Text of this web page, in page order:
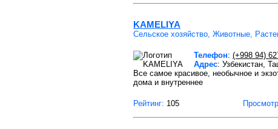
KAMELIYA
Сельское хозяйство, Животные,
Телефон: (+998 94)
Адрес: Узбекистан,
Все самое красивое, необычное и
дома и внутреннее
Рейтинг: 105